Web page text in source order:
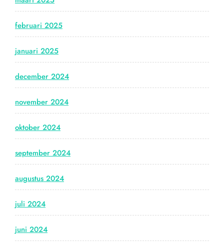
februari 2025
januari 2025
december 2024
november 2024
oktober 2024
september 2024
augustus 2024
juli 2024
juni 2024